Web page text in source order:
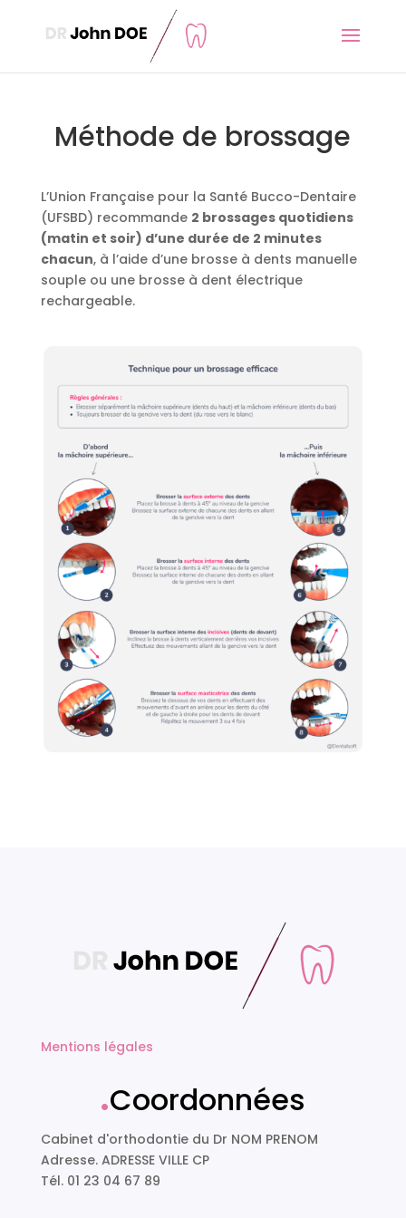
Méthode de brossage
L’Union Française pour la Santé Bucco-Dentaire
(UFSBD) recommande 2 brossages quotidiens
(matin et soir) d’une durée de 2 minutes
chacun, à l’aide d’une brosse à dents manuelle
souple ou une brosse à dent électrique
rechargeable.
Mentions légales
.Coordonnées
Cabinet d'orthodontie du Dr NOM PRENOM
Adresse. ADRESSE VILLE CP
Tél. 01 23 04 67 89